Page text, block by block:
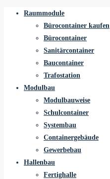
Raummodule
Bürocontainer kaufen
Bürocontainer
Sanitärcontainer
Baucontainer
Trafostation
Modulbau
Modulbauweise
Schulcontainer
Systembau
Containergebäude
Gewerbebau
Hallenbau
Fertighalle